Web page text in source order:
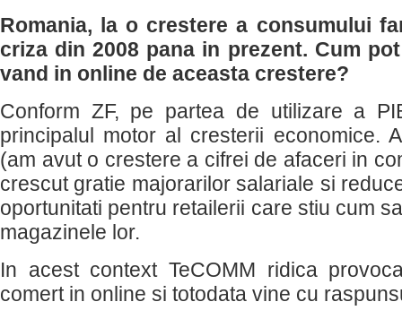
Romania, la o crestere a consumului
criza din 2008 pana in prezent. Cum
vand in online de aceasta crestere?
Conform ZF, pe partea de utilizare a
principalul motor al cresterii economice.
(am avut o crestere a cifrei de afaceri in
crescut gratie majorarilor salariale si
oportunitati pentru retailerii care stiu cum
magazinele lor.
In acest context TeCOMM ridica
comert in online si totodata vine cu